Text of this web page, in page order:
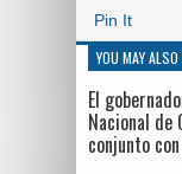
Pin It
YOU MAY ALSO
El
Nacional de
conjunto